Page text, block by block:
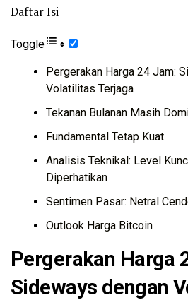
Daftar Isi
Toggle
Pergerakan Harga 24 Jam:
Volatilitas Terjaga
Tekanan Bulanan Masih
Fundamental Tetap Kuat
Analisis Teknikal: Level
Diperhatikan
Sentimen Pasar: Netral
Outlook Harga Bitcoin
Pergerakan Harga
Sideways dengan